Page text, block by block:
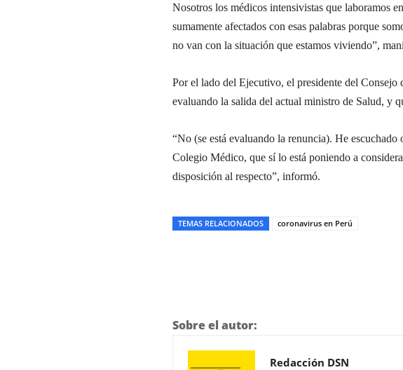
Nosotros los médicos intensivistas que laboramos
sumamente afectados con esas palabras porque
no van con la situación que estamos viviendo”,
Por el lado del Ejecutivo, el presidente del
evaluando la salida del actual ministro de Salud, y
“No (se está evaluando la renuncia). He
Colegio Médico, que sí lo está poniendo a
disposición al respecto”, informó.
TEMAS RELACIONADOS coronavirus en Perú
Sobre el autor:
Redacción DSN